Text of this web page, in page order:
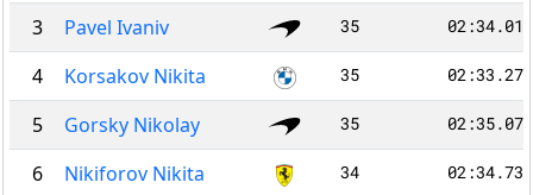
3 Pavel Ivaniv 35 02:34.015
4 Korsakov Nikita 35 02:33.275
5 Gorsky Nikolay 35 02:35.077
6 Nikiforov Nikita 34 02:34.730